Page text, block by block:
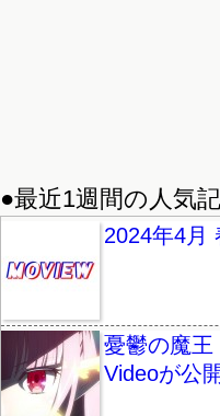
●最近1週間の人気
2024年4月
憂鬱の魔王
Videoが公